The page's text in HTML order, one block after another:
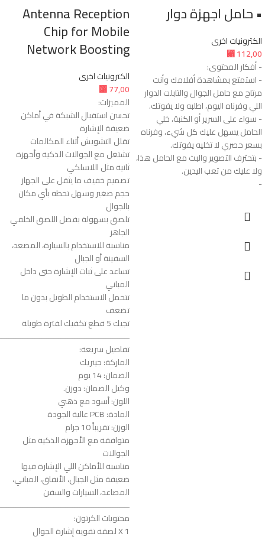
• حامل اجهزة دوار
الكترونيات اخرى
⃁112,00
- أفكار المحتوى:
- استمتع بمشاهدة أفلامك وأنت
مرتاح مع حامل الجوال والتابلت الدوار
اللي وفرناه اليوم، اطلبه ولا يفوتك.
- سواء على السرير أو الكنبة، خلي
الحامل يسهل عليك كل شيء، وفرناه
بسعر حصري لا تخليه يفوتك.
- بتحترف التصوير والبث مع الحامل هذا،
ولا عليك من تعب اليدين.
-
Antenna Reception
Chip for Mobile
Network Boosting
الكترونيات اخرى
⃁77,00
المميزات:
تحسن استقبال الشبكة في أماكن
ضعيفة الإشارة
تقلل التشويش أثناء المكالمات
تشتغل مع الجوالات الذكية وأجهزة
ثانية مثل اللاسلكي
تصميم خفيف ما يثقل على الجهاز
حجم صغير وسهل تحطه بأي مكان
بالجوال
تلصق بسهولة بفضل اللصق الخلفي
الجاهز
مناسبة للاستخدام بالسيارة، المصعد،
السفينة أو الجبال
تساعد على ثبات الإشارة حتى داخل
المباني
تتحمل الاستخدام الطويل بدون ما
تضعف
تجيك 5 قطع تكفيك لفترة طويلة
تفاصيل سريعة:
الماركة: جينريك
الضمان: 14 يوم
وكيل الضمان: دوزن.
اللون: أسود مع ذهبي
المادة: PCB عالية الجودة
الوزن: تقريباً 10 جرام
متوافقة مع الأجهزة الذكية مثل
الجوالات
مناسبة للأماكن اللي الإشارة فيها
ضعيفة مثل الجبال، الأنفاق، المباني،
المصاعد، السيارات والسفن
محتويات الكرتون:
1 X لصقة تقوية إشارة الجوال